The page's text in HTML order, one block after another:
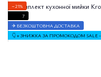
−21%
7
✈ БЕЗКОШТОВНА ДОСТАВКА
👇 + ЗНИЖКА ЗА ПРОМОКОДОМ SALE -